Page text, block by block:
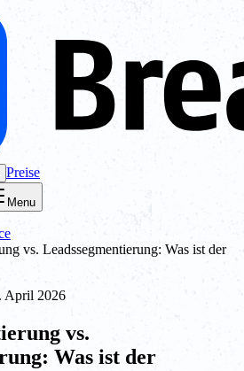
Preise
Menu
vs. Leadssegmentierung: Was ist der
April 2026
vs.
Was ist der